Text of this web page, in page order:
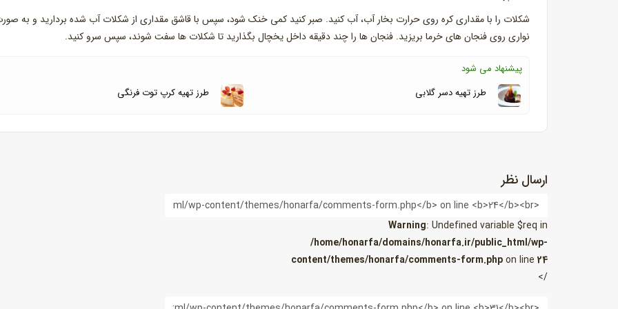
شکلات را با مقداری کره روی حرارت بخار آب، آب کنید. صبر کنید کمی خنک شود، سپس با قاشق مقداری از شکلات آب شده بردارید و به
نواری روی فنجان های خرما بریزید. فنجان ها را چند دقیقه داخل یخچال بگذارید تا شکلات ها سفت شوند، سپس سرو کنید.
پیشنهاد می شود
طرز تهیه دسر گلابی
طرز تهیه کرپ توت فرنگی
ارسال نظر
Warning: Undefined variable $req in
/home/honarfa/domains/honarfa.ir/public_html/wp-
content/themes/honarfa/comments-form.phpon line24
/>
ایمیل